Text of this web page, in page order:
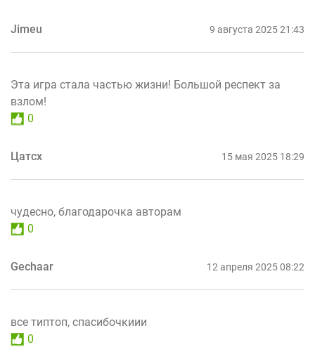
Jimeu 9 августа 2025 21:43
Эта игра стала частью жизни! Большой респект за
взлом!
0
Цатсх 15 мая 2025 18:29
чудесно, благодарочка авторам
0
Gechaar 12 апреля 2025 08:22
все типтоп, спасибочкиии
0